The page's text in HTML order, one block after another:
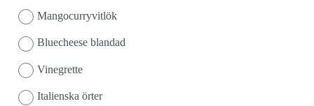
Mangocurryvitlök
Bluecheese blandad
Vinegrette
Italienska örter